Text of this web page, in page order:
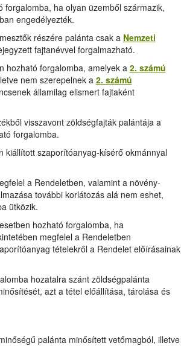
ha olyan üzemből származik,
engedélyezték.
részére palánta csak a Nemzeti
fajtanévvel forgalmazható.
hozható forgalomba, amelyek a 2. számú
nem szerepelnek a 2. számú
államilag elismert fajtaként
visszavont zöldségfajták palántája a
forgalomba.
kiállított szaporítóanyag-kísérő okmánnyal
a Rendeletben, valamint a növény-
további korlátozás alá nem eshet,
ütközik.
hozható forgalomba, ha
megfelel a Rendeletben
tételekről a Rendelet előírásainak
hozatalra szánt zöldségpalánta
azt a tétel előállítása, tárolása és
palánta minősített vetőmagból, illetve